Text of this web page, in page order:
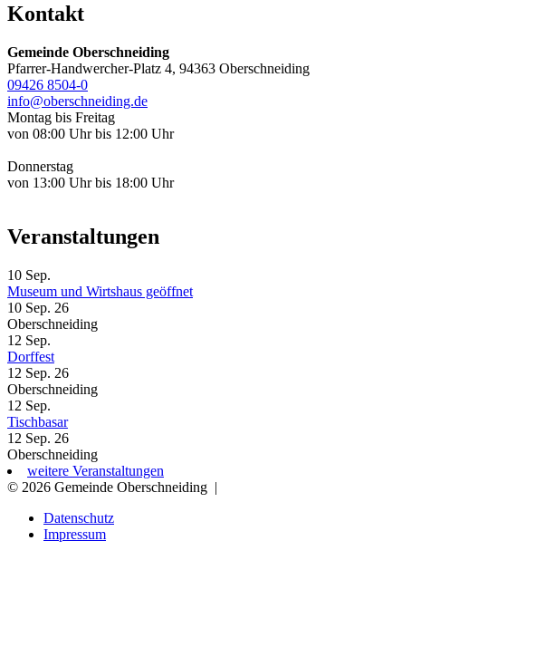
Kontakt
Gemeinde Oberschneiding
Pfarrer-Handwercher-Platz 4, 94363 Oberschneiding
09426 8504-0
info@oberschneiding.de
Montag bis Freitag
von 08:00 Uhr bis 12:00 Uhr
Donnerstag
von 13:00 Uhr bis 18:00 Uhr
Veranstaltungen
10 Sep.
Museum und Wirtshaus geöffnet
10 Sep. 26
Oberschneiding
12 Sep.
Dorffest
12 Sep. 26
Oberschneiding
12 Sep.
Tischbasar
12 Sep. 26
Oberschneiding
weitere Veranstaltungen
© 2026 Gemeinde Oberschneiding |
Datenschutz
Impressum